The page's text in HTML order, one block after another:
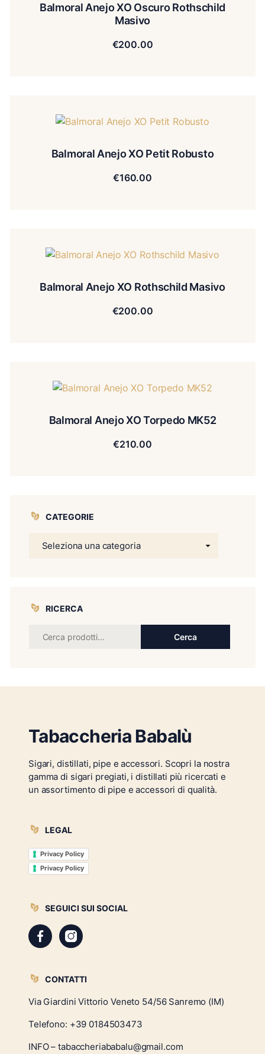
Balmoral Anejo XO Oscuro Rothschild
Masivo
€200.00
Balmoral Anejo XO Petit Robusto
€160.00
Balmoral Anejo XO Rothschild Masivo
€200.00
Balmoral Anejo XO Torpedo MK52
€210.00
CATEGORIE
RICERCA
Cerca
Tabaccheria Babalù
Sigari, distillati, pipe e accessori. Scopri la nostra
gamma di sigari pregiati, i distillati più ricercati e
un assortimento di pipe e accessori di qualità.
LEGAL
Privacy Policy
Privacy Policy
SEGUICI SUI SOCIAL
CONTATTI
Via Giardini Vittorio Veneto 54/56 Sanremo (IM)
Telefono: +39 0184503473
INFO – tabaccheriababalu@gmail.com